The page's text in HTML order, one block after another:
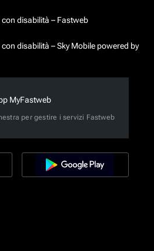
disabilità – Fastweb
disabilità – Sky Mobile powered by
MyFastweb
per gestire i servizi Fastweb